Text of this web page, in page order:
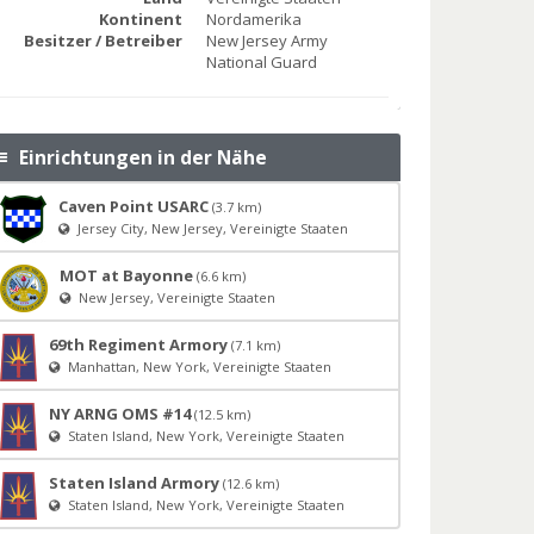
Kontinent
Nordamerika
Besitzer / Betreiber
New Jersey Army
National Guard
Einrichtungen in der Nähe
Caven Point USARC (3.7 km)
Jersey City, New Jersey, Vereinigte Staaten
MOT at Bayonne (6.6 km)
New Jersey, Vereinigte Staaten
69th Regiment Armory (7.1 km)
Manhattan, New York, Vereinigte Staaten
NY ARNG OMS #14 (12.5 km)
Staten Island, New York, Vereinigte Staaten
Staten Island Armory (12.6 km)
Staten Island, New York, Vereinigte Staaten